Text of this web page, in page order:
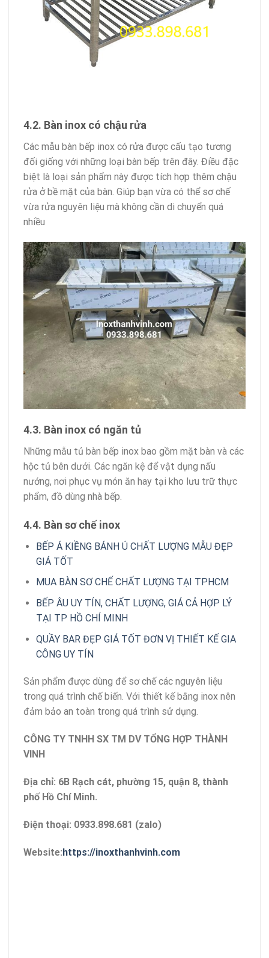
4.2. Bàn inox có chậu rửa
Các mẫu bàn bếp inox có rửa được cấu tạo tương
đối giống với những loại bàn bếp trên đây. Điều đặc
biệt là loại sản phẩm này được tích hợp thêm chậu
rửa ở bề mặt của bàn. Giúp bạn vừa có thể sơ chế
vừa rửa nguyên liệu mà không cần di chuyển quá
nhiều
4.3. Bàn inox có ngăn tủ
Những mẫu tủ bàn bếp inox bao gồm mặt bàn và các
hộc tủ bên dưới. Các ngăn kệ để vật dụng nấu
nướng, nơi phục vụ món ăn hay tại kho lưu trữ thực
phẩm, đồ dùng nhà bếp.
4.4. Bàn sơ chế inox
BẾP Á KIỀNG BÁNH Ú CHẤT LƯỢNG MẪU ĐẸP
GIÁ TỐT
MUA BÀN SƠ CHẾ CHẤT LƯỢNG TẠI TPHCM
BẾP ÂU UY TÍN, CHẤT LƯỢNG, GIÁ CẢ HỢP LÝ
TẠI TP HỒ CHÍ MINH
QUẦY BAR ĐẸP GIÁ TỐT ĐƠN VỊ THIẾT KẾ GIA
CÔNG UY TÍN
Sản phẩm được dùng để sơ chế các nguyên liệu
trong quá trình chế biến. Với thiết kế bằng inox nên
đảm bảo an toàn trong quá trình sử dụng.
CÔNG TY TNHH SX TM DV TỔNG HỢP THÀNH
VINH
Địa chỉ: 6B Rạch cát, phường 15, quận 8, thành
phố Hồ Chí Minh.
Điện thoại: 0933.898.681 (zalo)
Website:https://inoxthanhvinh.com